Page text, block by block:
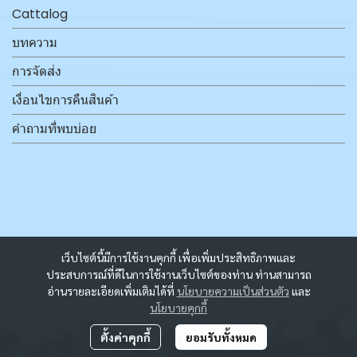
เว็บไซต์นี้มีการใช้งานคุกกี้ เพื่อเพิ่มประสิทธิภาพและ
ประสบการณ์ที่ดีในการใช้งานเว็บไซต์ของท่าน ท่านสามารถ
อ่านรายละเอียดเพิ่มเติมได้ที่ นโยบายความเป็นส่วนตัว และ
นโยบายคุกกี้
ตั้งค่าคุกกี้ ยอมรับทั้งหมด
Cattalog
บทความ
การจัดส่ง
เงื่อนไขการคืนสินค้า
คำถามที่พบบ่อย